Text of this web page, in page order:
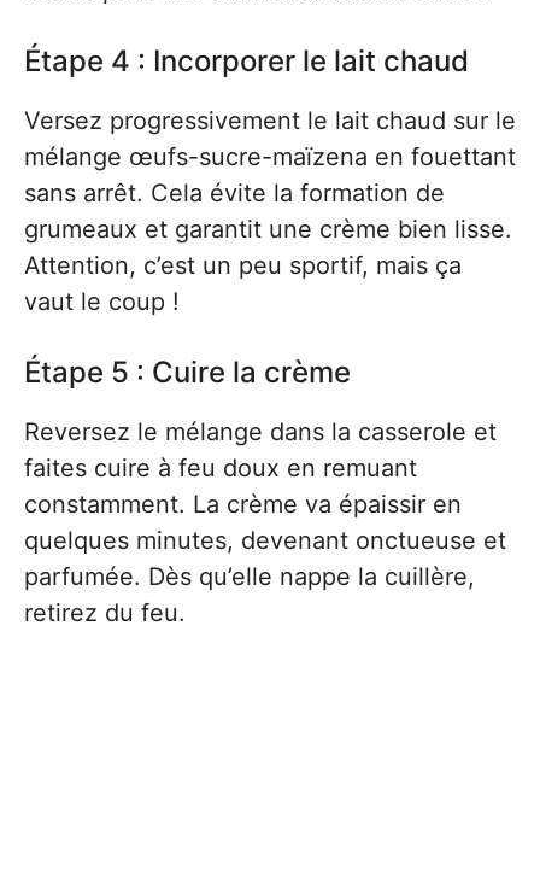
Étape 4 : Incorporer le lait chaud
Versez progressivement le lait chaud sur le
mélange œufs-sucre-maïzena en fouettant
sans arrêt. Cela évite la formation de
grumeaux et garantit une crème bien lisse.
Attention, c’est un peu sportif, mais ça
vaut le coup !
Étape 5 : Cuire la crème
Reversez le mélange dans la casserole et
faites cuire à feu doux en remuant
constamment. La crème va épaissir en
quelques minutes, devenant onctueuse et
parfumée. Dès qu’elle nappe la cuillère,
retirez du feu.